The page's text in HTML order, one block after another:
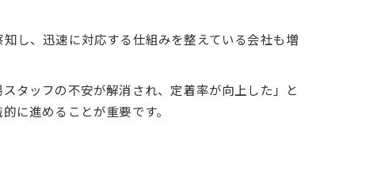
し、迅速に対応する仕組みを整えている会社も増
タッフの不安が解消され、定着率が向上した」と
に進めることが重要です。